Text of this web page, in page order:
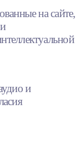
на сайте,
и